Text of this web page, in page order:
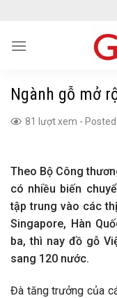
content
Ngành gỗ mở
81 lượt xem -
Theo Bộ Công
có nhiều biến
tập trung vào các
Singapore, Hàn
ba, thì nay đồ gỗ
sang 120 nước.
Đà tăng trưởng của